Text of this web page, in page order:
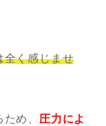
全く感じませ
め、 圧力によ
ホーム